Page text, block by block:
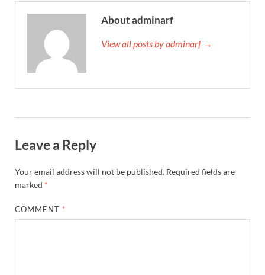
About adminarf
View all posts by adminarf →
Leave a Reply
Your email address will not be published. Required fields are
marked *
COMMENT *